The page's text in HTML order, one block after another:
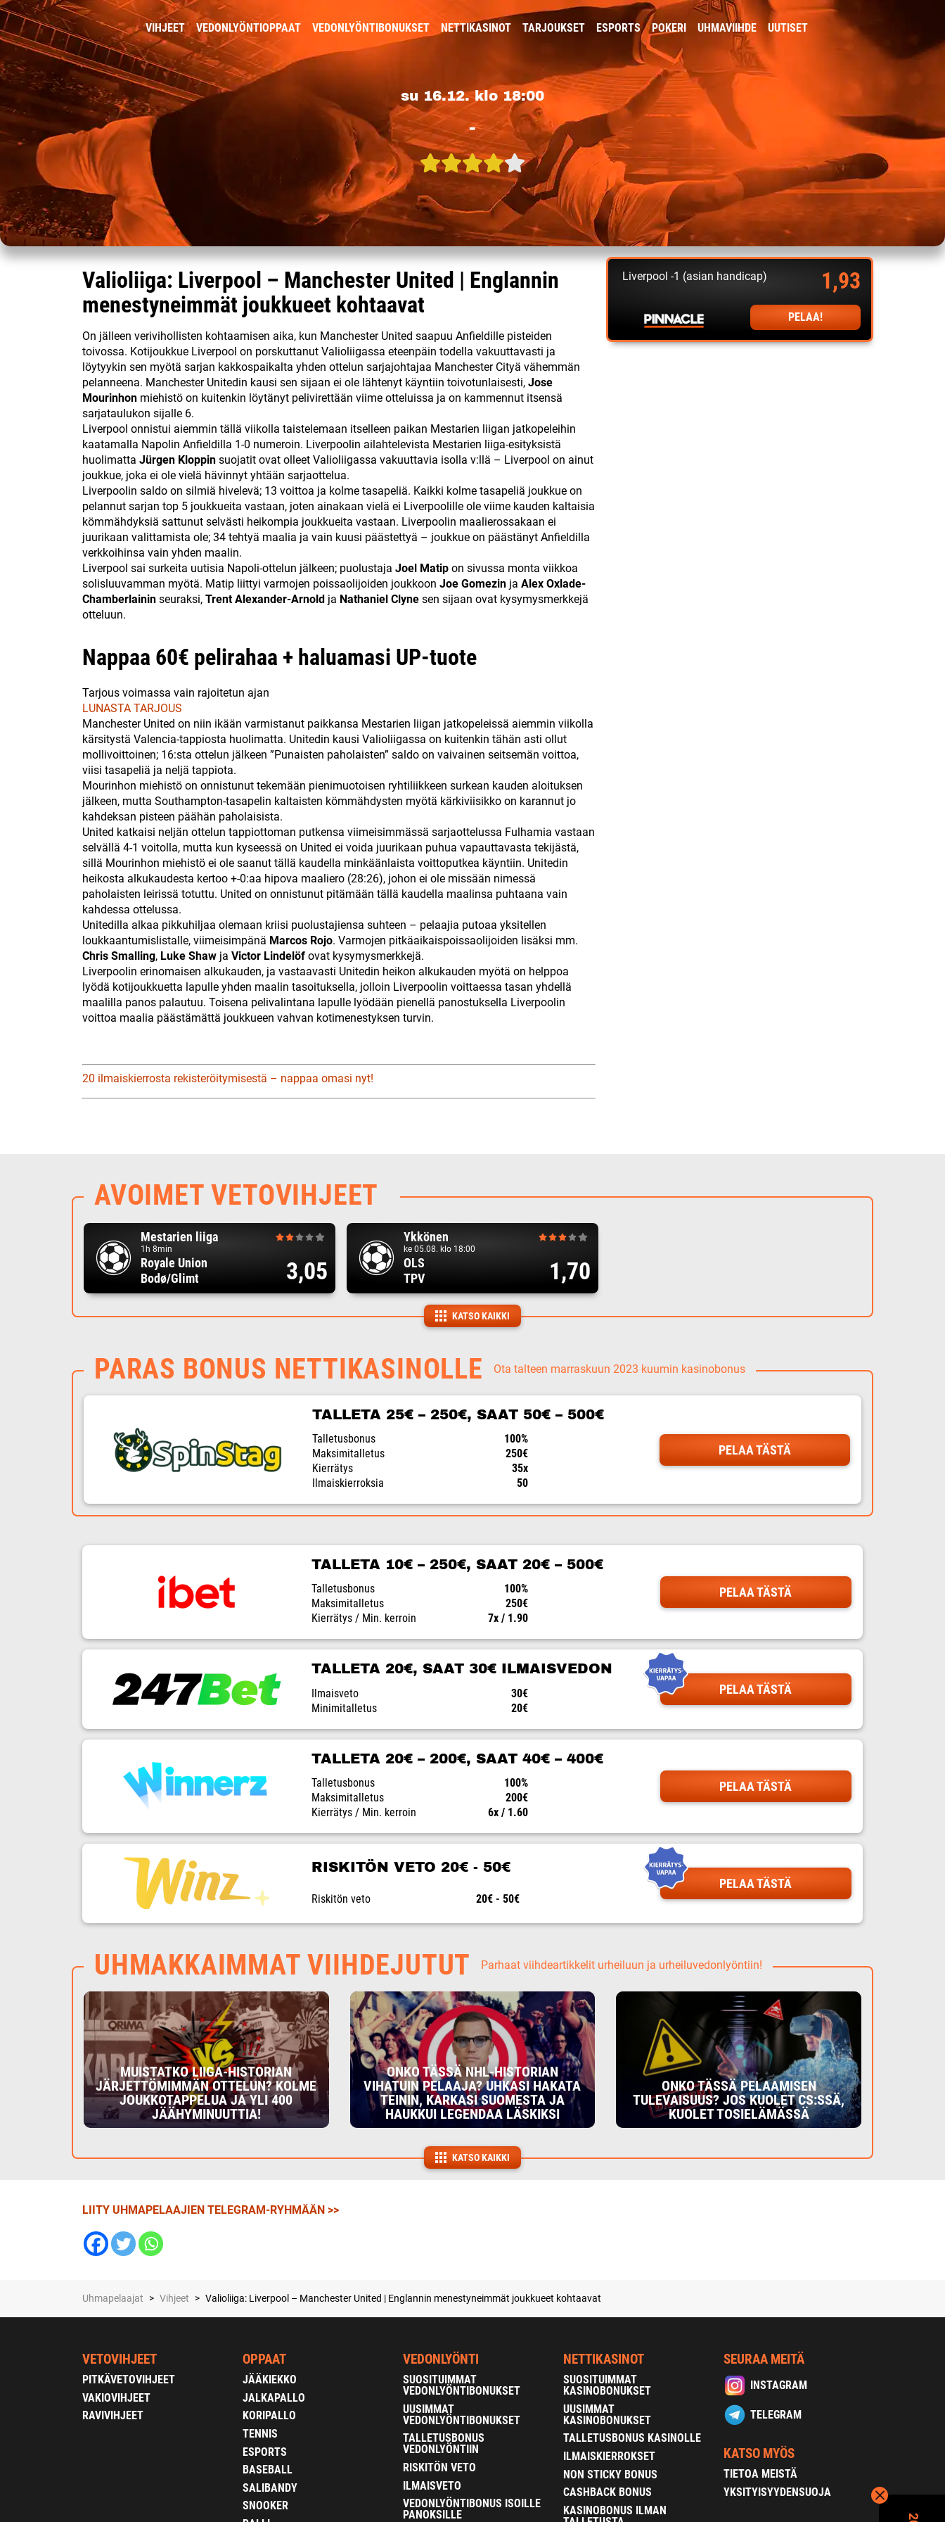
VIHJEET VEDONLYÖNTIOPPAAT VEDONLYÖNTIBONUKSET NETTIKASINOT TARJOUKSET ESPORTS POKERI UHMAVIIHDE UUTISET
su 16.12. klo 18:00
-
Liverpool -1 (asian handicap) 1,93
PELAA!
Valioliiga: Liverpool – Manchester United | Englannin
menestyneimmät joukkueet kohtaavat
On jälleen verivihollisten kohtaamisen aika, kun Manchester United saapuu Anfieldille pisteiden
toivossa. Kotijoukkue Liverpool on porskuttanut Valioliigassa eteenpäin todella vakuuttavasti ja
löytyykin sen myötä sarjan kakkospaikalta yhden ottelun sarjajohtajaa Manchester Cityä vähemmän
pelanneena. Manchester Unitedin kausi sen sijaan ei ole lähtenyt käyntiin toivotunlaisesti, Jose
Mourinhon miehistö on kuitenkin löytänyt pelivirettään viime otteluissa ja on kammennut itsensä
sarjataulukon sijalle 6.
Liverpool onnistui aiemmin tällä viikolla taistelemaan itselleen paikan Mestarien liigan jatkopeleihin
kaatamalla Napolin Anfieldilla 1-0 numeroin. Liverpoolin ailahtelevista Mestarien liiga-esityksistä
huolimatta Jürgen Kloppin suojatit ovat olleet Valioliigassa vakuuttavia isolla v:llä – Liverpool on ainut
joukkue, joka ei ole vielä hävinnyt yhtään sarjaottelua.
Liverpoolin saldo on silmiä hivelevä; 13 voittoa ja kolme tasapeliä. Kaikki kolme tasapeliä joukkue on
pelannut sarjan top 5 joukkueita vastaan, joten ainakaan vielä ei Liverpoolille ole viime kauden kaltaisia
kömmähdyksiä sattunut selvästi heikompia joukkueita vastaan. Liverpoolin maalierossakaan ei
juurikaan valittamista ole; 34 tehtyä maalia ja vain kuusi päästettyä – joukkue on päästänyt Anfieldilla
verkkoihinsa vain yhden maalin.
Liverpool sai surkeita uutisia Napoli-ottelun jälkeen; puolustaja Joel Matip on sivussa monta viikkoa
solisluuvamman myötä. Matip liittyi varmojen poissaolijoiden joukkoon Joe Gomezin ja Alex Oxlade-
Chamberlainin seuraksi, Trent Alexander-Arnold ja Nathaniel Clyne sen sijaan ovat kysymysmerkkejä
otteluun.
Nappaa 60€ pelirahaa + haluamasi UP-tuote
Tarjous voimassa vain rajoitetun ajan
LUNASTA TARJOUS
Manchester United on niin ikään varmistanut paikkansa Mestarien liigan jatkopeleissä aiemmin viikolla
kärsitystä Valencia-tappiosta huolimatta. Unitedin kausi Valioliigassa on kuitenkin tähän asti ollut
mollivoittoinen; 16:sta ottelun jälkeen ”Punaisten paholaisten” saldo on vaivainen seitsemän voittoa,
viisi tasapeliä ja neljä tappiota.
Mourinhon miehistö on onnistunut tekemään pienimuotoisen ryhtiliikkeen surkean kauden aloituksen
jälkeen, mutta Southampton-tasapelin kaltaisten kömmähdysten myötä kärkiviisikko on karannut jo
kahdeksan pisteen päähän paholaisista.
United katkaisi neljän ottelun tappiottoman putkensa viimeisimmässä sarjaottelussa Fulhamia vastaan
selvällä 4-1 voitolla, mutta kun kyseessä on United ei voida juurikaan puhua vapauttavasta tekijästä,
sillä Mourinhon miehistö ei ole saanut tällä kaudella minkäänlaista voittoputkea käyntiin. Unitedin
heikosta alkukaudesta kertoo +-0:aa hipova maaliero (28:26), johon ei ole missään nimessä
paholaisten leirissä totuttu. United on onnistunut pitämään tällä kaudella maalinsa puhtaana vain
kahdessa ottelussa.
Unitedilla alkaa pikkuhiljaa olemaan kriisi puolustajiensa suhteen – pelaajia putoaa yksitellen
loukkaantumislistalle, viimeisimpänä Marcos Rojo. Varmojen pitkäaikaispoissaolijoiden lisäksi mm.
Chris Smalling, Luke Shaw ja Victor Lindelöf ovat kysymysmerkkejä.
Liverpoolin erinomaisen alkukauden, ja vastaavasti Unitedin heikon alkukauden myötä on helppoa
lyödä kotijoukkuetta lapulle yhden maalin tasoituksella, jolloin Liverpoolin voittaessa tasan yhdellä
maalilla panos palautuu. Toisena pelivalintana lapulle lyödään pienellä panostuksella Liverpoolin
voittoa maalia päästämättä joukkueen vahvan kotimenestyksen turvin.
20 ilmaiskierrosta rekisteröitymisestä – nappaa omasi nyt!
AVOIMET VETOVIHJEET
Mestarien liiga
1h 8min
Royale Union
Bodø/Glimt
3,05
Ykkönen
ke 05.08. klo 18:00
OLS
TPV
1,70
KATSO KAIKKI
PARAS BONUS NETTIKASINOLLE Ota talteen marraskuun 2023 kuumin kasinobonus
TALLETA 25€ – 250€, SAAT 50€ – 500€
Talletusbonus
100%
Maksimitalletus
250€
Kierrätys
35x
Ilmaiskierroksia
50
PELAA TÄSTÄ
TALLETA 10€ – 250€, SAAT 20€ – 500€
Talletusbonus
100%
Maksimitalletus
250€
Kierrätys / Min. kerroin
7x / 1.90
PELAA TÄSTÄ
TALLETA 20€, SAAT 30€ ILMAISVEDON
Ilmaisveto
30€
Minimitalletus
20€
PELAA TÄSTÄ
TALLETA 20€ – 200€, SAAT 40€ – 400€
Talletusbonus
100%
Maksimitalletus
200€
Kierrätys / Min. kerroin
6x / 1.60
PELAA TÄSTÄ
RISKITÖN VETO 20€ - 50€
Riskitön veto 20€ - 50€
PELAA TÄSTÄ
UHMAKKAIMMAT VIIHDEJUTUT Parhaat viihdeartikkelit urheiluun ja urheiluvedonlyöntiin!
MUISTATKO LIIGA-HISTORIAN
JÄRJETTÖMIMMÄN OTTELUN? KOLME
JOUKKOTAPPELUA JA YLI 400
JÄÄHYMINUUTTIA!
ONKO TÄSSÄ NHL-HISTORIAN
VIHATUIN PELAAJA? UHKASI HAKATA
TEININ, KARKASI SUOMESTA JA
HAUKKUI LEGENDAA LÄSKIKSI
ONKO TÄSSÄ PELAAMISEN
TULEVAISUUS? JOS KUOLET CS:SSÄ,
KUOLET TOSIELÄMÄSSÄ
KATSO KAIKKI
LIITY UHMAPELAAJIEN TELEGRAM-RYHMÄÄN >>
Uhmapelaajat > Vihjeet > Valioliiga: Liverpool – Manchester United | Englannin menestyneimmät joukkueet kohtaavat
VETOVIHJEET
PITKÄVETOVIHJEET
VAKIOVIHJEET
RAVIVIHJEET
OPPAAT
JÄÄKIEKKO
JALKAPALLO
KORIPALLO
TENNIS
ESPORTS
BASEBALL
SALIBANDY
SNOOKER
VEDONLYÖNTI
SUOSITUIMMAT
VEDONLYÖNTIBONUKSET
UUSIMMAT
VEDONLYÖNTIBONUKSET
TALLETUSBONUS
VEDONLYÖNTIIN
RISKITÖN VETO
ILMAISVETO
VEDONLYÖNTIBONUS ISOILLE
PANOKSILLE
NETTIKASINOT
SUOSITUIMMAT
KASINOBONUKSET
UUSIMMAT
KASINOBONUKSET
TALLETUSBONUS KASINOLLE
ILMAISKIERROKSET
NON STICKY BONUS
CASHBACK BONUS
KASINOBONUS ILMAN
SEURAA MEITÄ
INSTAGRAM
TELEGRAM
KATSO MYÖS
TIETOA MEISTÄ
YKSITYISYYDENSUOJA